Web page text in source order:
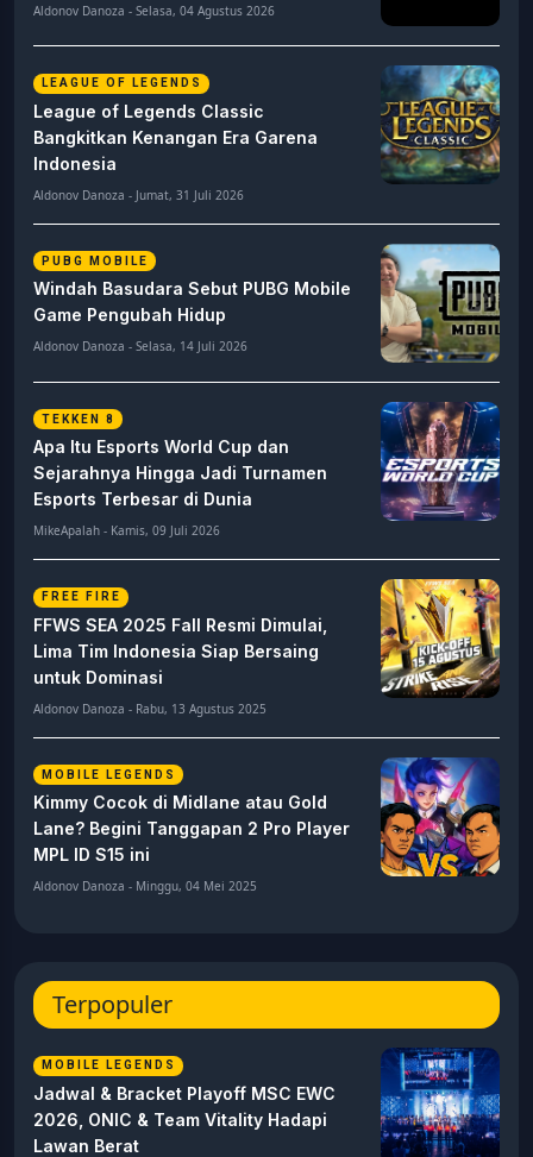
Aldonov Danoza - Selasa, 04 Agustus 2026
LEAGUE OF LEGENDS
League of Legends Classic
Bangkitkan Kenangan Era Garena
Indonesia
Aldonov Danoza - Jumat, 31 Juli 2026
PUBG MOBILE
Windah Basudara Sebut PUBG Mobile
Game Pengubah Hidup
Aldonov Danoza - Selasa, 14 Juli 2026
TEKKEN 8
Apa Itu Esports World Cup dan
Sejarahnya Hingga Jadi Turnamen
Esports Terbesar di Dunia
MikeApalah - Kamis, 09 Juli 2026
FREE FIRE
FFWS SEA 2025 Fall Resmi Dimulai,
Lima Tim Indonesia Siap Bersaing
untuk Dominasi
Aldonov Danoza - Rabu, 13 Agustus 2025
MOBILE LEGENDS
Kimmy Cocok di Midlane atau Gold
Lane? Begini Tanggapan 2 Pro Player
MPL ID S15 ini
Aldonov Danoza - Minggu, 04 Mei 2025
Terpopuler
MOBILE LEGENDS
Jadwal & Bracket Playoff MSC EWC
2026, ONIC & Team Vitality Hadapi
Lawan Berat